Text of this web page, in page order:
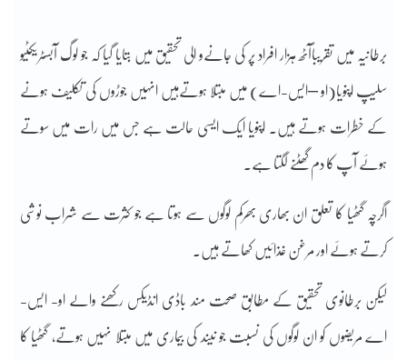
برطانیہ میں تقریباًآٹھ ہزار افراد پر کی جانےو الی تحقیق میں بتایا گیا کہ جو لوگ آبسٹریکٹیو
سلیپ اپنویا(او –ایس-اے) میں مبتلا ہوتےہیں انہیں جوڑوں کی تکلیف ہونے
کے خطرات ہوتے ہیں۔ اپنویا ایک ایسی حالت ہے جس میں رات میں سوتے
ہوئے آپ کا دم گھٹنے لگتا ہے۔
اگرچہ گٹھیا کا تعلق ان بھاری بھرکم لوگوں سے ہوتا ہے جو کثرت سے شراب نوشی
کرتے ہوئے اور مرغن غذائیں کھاتے ہیں۔
لیکن برطانوی تحقیق کے مطابق صحت مند باڈی انڈیکس رکھنے والے او- ایس-
اے مریضوں کو ان لوگوں کی نسبت جو نیند کی بیماری میں مبتلا نہیں ہوتے، گٹھیا کا